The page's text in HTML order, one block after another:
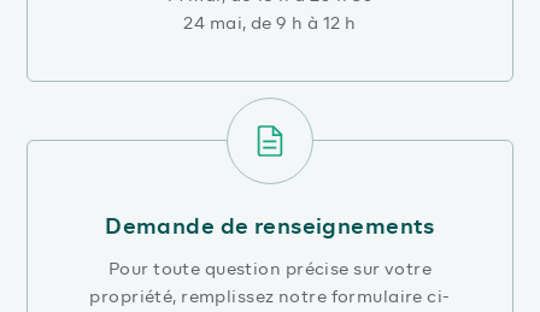
24 mai, de 9 h à 12 h
Demande de renseignements
Pour toute question précise sur votre
propriété, remplissez notre formulaire ci-